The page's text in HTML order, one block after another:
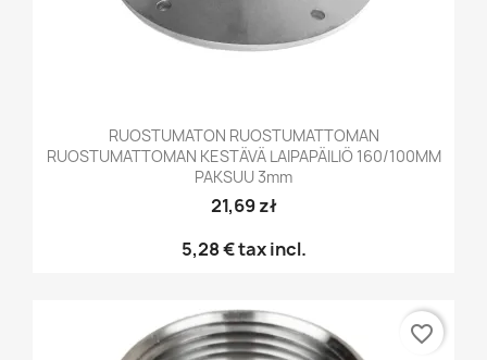
RUOSTUMATON RUOSTUMATTOMAN
RUOSTUMATTOMAN KESTÄVÄ LAIPAPÄILIÖ 160/100MM
PAKSUU 3mm
21,69 zł
5,28 €tax incl.
favorite_border